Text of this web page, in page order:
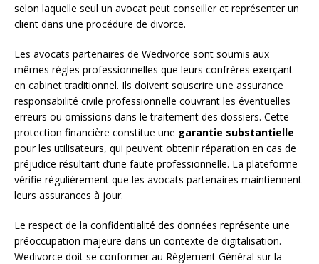
selon laquelle seul un avocat peut conseiller et représenter un
client dans une procédure de divorce.
Les avocats partenaires de Wedivorce sont soumis aux
mêmes règles professionnelles que leurs confrères exerçant
en cabinet traditionnel. Ils doivent souscrire une assurance
responsabilité civile professionnelle couvrant les éventuelles
erreurs ou omissions dans le traitement des dossiers. Cette
protection financière constitue une garantie substantielle
pour les utilisateurs, qui peuvent obtenir réparation en cas de
préjudice résultant d’une faute professionnelle. La plateforme
vérifie régulièrement que les avocats partenaires maintiennent
leurs assurances à jour.
Le respect de la confidentialité des données représente une
préoccupation majeure dans un contexte de digitalisation.
Wedivorce doit se conformer au Règlement Général sur la